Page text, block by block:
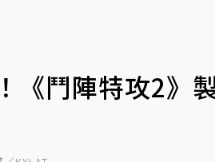
《鬥陣特攻2》